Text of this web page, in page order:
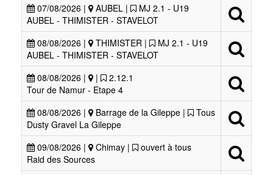
07/08/2026 |
AUBEL |
MJ 2.1 - U19
AUBEL - THIMISTER - STAVELOT
08/08/2026 |
THIMISTER |
MJ 2.1 - U19
AUBEL - THIMISTER - STAVELOT
08/08/2026 |
|
2.12.1
Tour de Namur - Etape 4
08/08/2026 |
Barrage de la Gileppe |
Tous
Dusty Gravel La Gileppe
09/08/2026 |
Chimay |
ouvert à tous
Raid des Sources